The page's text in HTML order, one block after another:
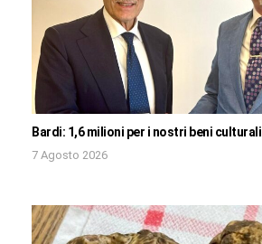
Bardi: 1,6 milioni per i nostri beni culturali
7 Agosto 2026